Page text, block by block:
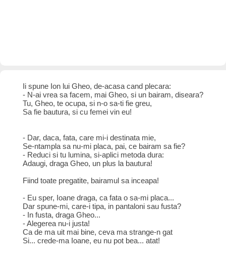
Ii spune Ion lui Gheo, de-acasa cand plecara:
- N-ai vrea sa facem, mai Gheo, si un bairam, diseara?
Tu, Gheo, te ocupa, si n-o sa-ti fie greu,
Sa fie bautura, si cu femei vin eu!
- Dar, daca, fata, care mi-i destinata mie,
Se-ntampla sa nu-mi placa, pai, ce bairam sa fie?
- Reduci si tu lumina, si-aplici metoda dura:
Adaugi, draga Gheo, un plus la bautura!
Fiind toate pregatite, bairamul sa inceapa!
- Eu sper, Ioane draga, ca fata o sa-mi placa...
Dar spune-mi, care-i tipa, in pantaloni sau fusta?
- In fusta, draga Gheo...
- Alegerea nu-i justa!
Ca de ma uit mai bine, ceva ma strange-n gat
Si... crede-ma Ioane, eu nu pot bea... atat!